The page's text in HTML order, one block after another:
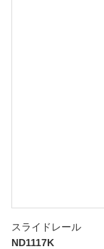
スライドレール
ND1117K